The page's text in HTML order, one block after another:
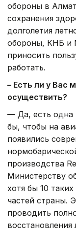
обороны в
сохранения
долголетия
обороны, КНБ и
приносить
работать.
– Есть ли у Вас
осуществить?
— Да, есть одна
бы, чтобы на
появились
производства
Министерству
хотя бы 10
частей страны.
проводить
восстановления